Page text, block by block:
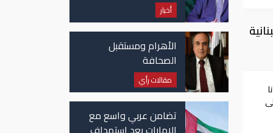
أخبار
الأهرام ومستقبل
الصحافة
مقالات رأي
تضامن عربي واسع مع